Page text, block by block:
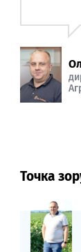
Точка